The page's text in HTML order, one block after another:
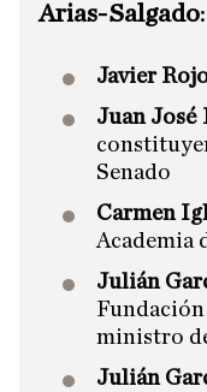
Arias-Salgado:
Javier
Juan José
Senado
Carmen
Academia
Julián
Fundación
ministro
Julián